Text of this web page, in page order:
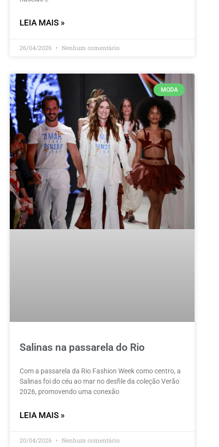
LEIA MAIS »
26/04/2026 Nenhum comentário
MODA
Salinas na passarela do Rio
Com a passarela da Rio Fashion Week como centro, a
Salinas foi do céu ao mar no desfile da coleção Verão
2026, promovendo uma conexão
LEIA MAIS »
20/04/2026 Nenhum comentário